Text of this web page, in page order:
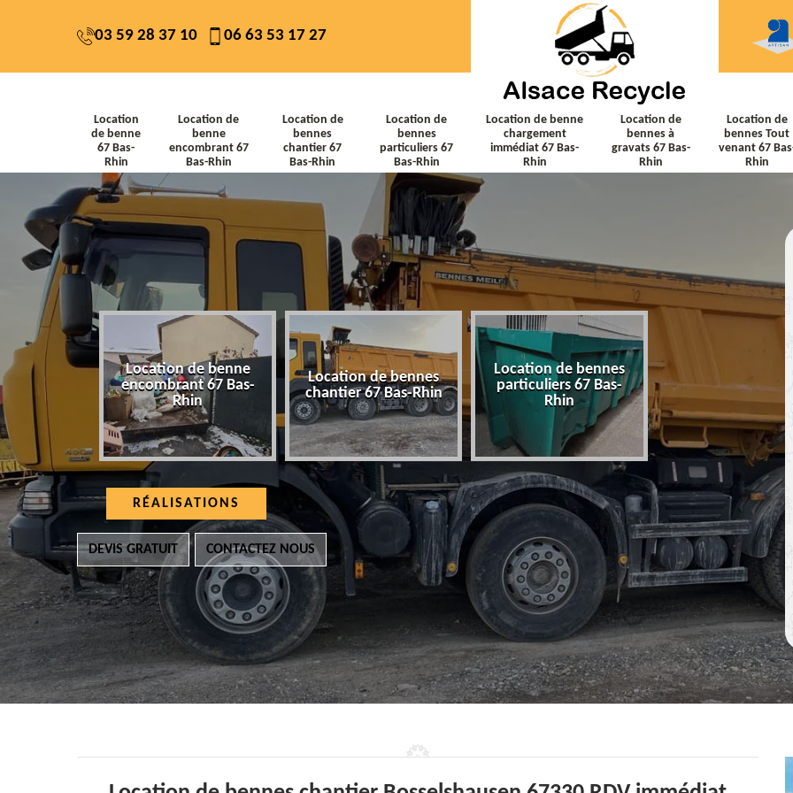
03 59 28 37 10 06 63 53 17 27
Location
de benne
67 Bas-
Rhin
Location de
benne
encombrant 67
Bas-Rhin
Location de
bennes
chantier 67
Bas-Rhin
Location de
bennes
particuliers 67
Bas-Rhin
Location de benne
chargement
immédiat 67 Bas-
Rhin
Location de
bennes à
gravats 67 Bas-
Rhin
Location de
bennes Tout
venant 67
Rhin
benne 67
Location de benne
encombrant 67 Bas-
Rhin
Location de bennes
chantier 67 Bas-Rhin
Location de bennes
particuliers 67 Bas-
Rhin
chargement
67 Bas-Rhin
RÉALISATIONS
DEVIS GRATUIT CONTACTEZ NOUS